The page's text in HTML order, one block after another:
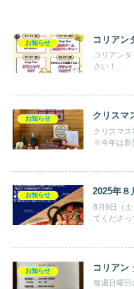
お知らせ コリアン
コリアン
さい！
お知らせ クリスマ
クリスマ
※今年は新
お知らせ 2025年８
8月9日（
てくださっ
お知らせ コリアン
毎週日曜日